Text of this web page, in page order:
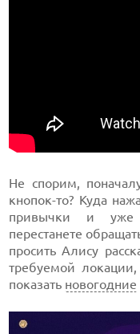
Не спорим,
кнопок-то? Куда
привычки и уже
перестанете
просить Алису
требуемой
показать новогодние